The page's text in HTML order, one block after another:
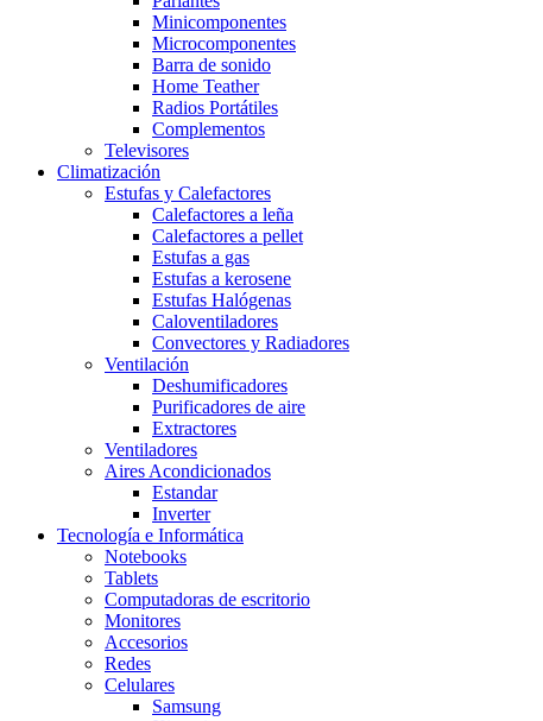
Minicomponentes
Microcomponentes
Barra de sonido
Home Teather
Radios Portátiles
Complementos
Televisores
Climatización
Estufas y Calefactores
Calefactores a leña
Calefactores a pellet
Estufas a gas
Estufas a kerosene
Estufas Halógenas
Caloventiladores
Convectores y Radiadores
Ventilación
Deshumificadores
Purificadores de aire
Extractores
Ventiladores
Aires Acondicionados
Estandar
Inverter
Tecnología e Informática
Notebooks
Tablets
Computadoras de escritorio
Monitores
Accesorios
Redes
Celulares
Samsung